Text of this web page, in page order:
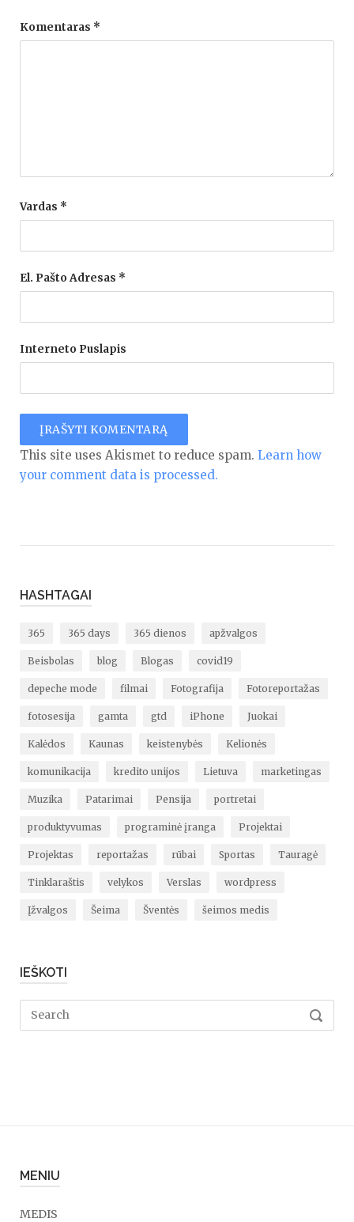
Komentaras *
Vardas *
El. Pašto Adresas *
Interneto Puslapis
This site uses Akismet to reduce spam. Learn how
your comment data is processed.
HASHTAGAI
365 365 days 365 dienos apžvalgos
Beisbolas blog Blogas covid19
depeche mode filmai Fotografija Fotoreportažas
fotosesija gamta gtd iPhone Juokai
Kalėdos Kaunas keistenybės Kelionės
komunikacija kredito unijos Lietuva marketingas
Muzika Patarimai Pensija portretai
produktyvumas programinė įranga Projektai
Projektas reportažas rūbai Sportas Tauragė
Tinklaraštis velykos Verslas wordpress
Įžvalgos Šeima Šventės šeimos medis
IEŠKOTI
Search
MENIU
MEDIS